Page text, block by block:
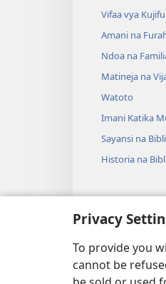
Privacy
To provide you
cannot be
Vifaa vya
Amani na
Ndoa na
Matineja na
Watoto
Imani Katika
Sayansi na
Historia na